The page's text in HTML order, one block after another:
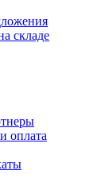
складе
оплата